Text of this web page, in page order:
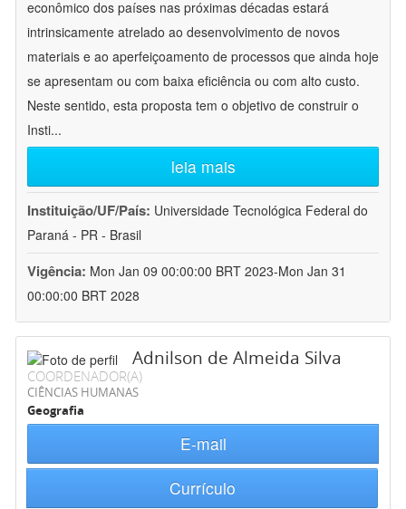
econômico dos países nas próximas décadas estará
intrinsicamente atrelado ao desenvolvimento de novos
materiais e ao aperfeiçoamento de processos que ainda hoje
se apresentam ou com baixa eficiência ou com alto custo.
Neste sentido, esta proposta tem o objetivo de construir o
Insti...
leia mais
Instituição/UF/País: Universidade Tecnológica Federal do
Paraná - PR - Brasil
Vigência: Mon Jan 09 00:00:00 BRT 2023-Mon Jan 31
00:00:00 BRT 2028
Adnilson de Almeida Silva
COORDENADOR(A)
CIÊNCIAS HUMANAS
Geografia
E-mail
Currículo